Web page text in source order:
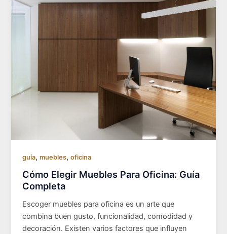
guía,muebles,oficina
Cómo Elegir Muebles Para Oficina: Guía
Completa
Escoger muebles para oficina es un arte que
combina buen gusto, funcionalidad, comodidad y
decoración. Existen varios factores que influyen